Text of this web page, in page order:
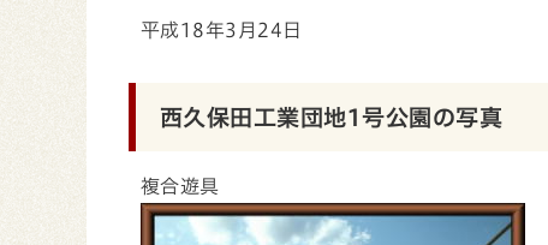
平成18年3月24日
西久保田工業団地1号公園の写真
複合遊具